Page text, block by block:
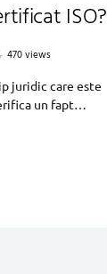
ISO?
470 views
juridic care este
un fapt…